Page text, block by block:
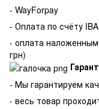
- WayForpay
- Оплата по счёту
- оплата
грн)
- Мы гарантируем
- весь товар